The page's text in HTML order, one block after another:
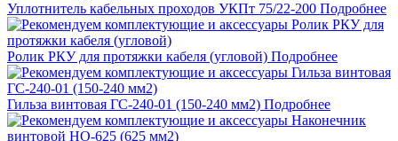
Уплотнитель кабельных проходов УКПт 75/22-200 Подробнее
Ролик РКУ для протяжки кабеля (угловой) Подробнее
Гильза винтовая ГС-240-01 (150-240 мм2) Подробнее